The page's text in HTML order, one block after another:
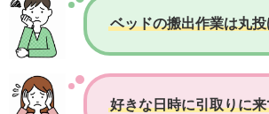
ベッドの搬出作業は丸
好きな日時に引取りに